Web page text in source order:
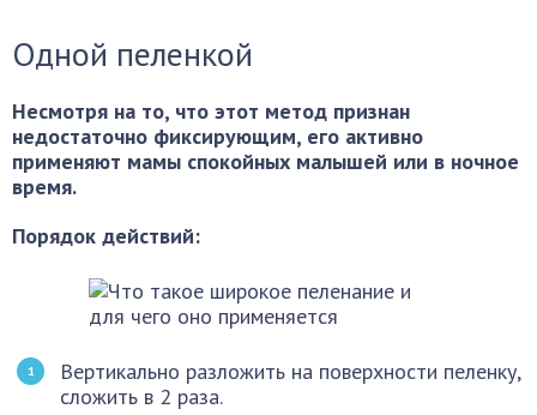
Одной пеленкой
Несмотря на то, что этот метод признан
недостаточно фиксирующим, его активно
применяют мамы спокойных малышей или в ночное
время.
Порядок действий:
Вертикально разложить на поверхности пеленку,
сложить в 2 раза.